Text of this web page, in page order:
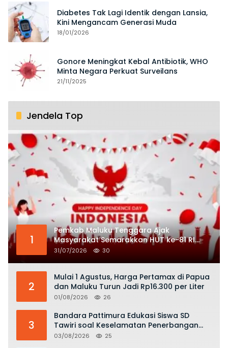
Diabetes Tak Lagi Identik dengan Lansia,
Kini Mengancam Generasi Muda
18/01/2026
Gonore Meningkat Kebal Antibiotik, WHO
Minta Negara Perkuat Surveilans
21/11/2025
Jendela Top
1
Pemkab Maluku Tenggara Ajak
Masyarakat Semarakkan HUT ke-81 RI
dengan Semangat Nasionalisme
31/07/2026 30
2
Mulai 1 Agustus, Harga Pertamax di Papua
dan Maluku Turun Jadi Rp16.300 per Liter
01/08/2026 26
3
Bandara Pattimura Edukasi Siswa SD
Tawiri soal Keselamatan Penerbangan
dan Bahaya Bermain Layang-layang di
03/08/2026 25